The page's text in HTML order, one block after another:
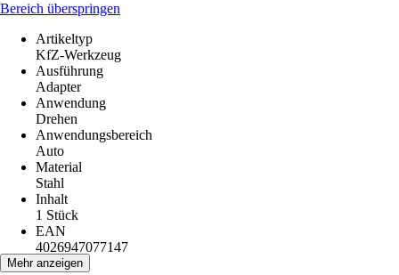
Bereich überspringen
Artikeltyp
KfZ-Werkzeug
Ausführung
Adapter
Anwendung
Drehen
Anwendungsbereich
Auto
Material
Stahl
Inhalt
1 Stück
EAN
4026947077147
Mehr anzeigen